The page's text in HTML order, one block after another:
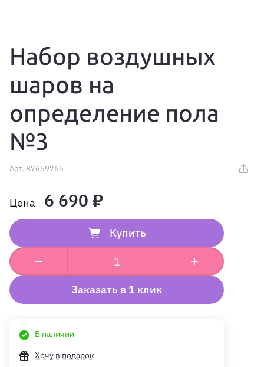
Набор воздушных
шаров на
определение пола
№3
Арт. 87659765
6 690 ₽
Купить
Заказать в 1 клик
В наличии
Хочу в подарок